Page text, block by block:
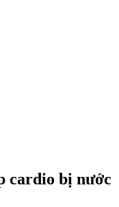
cardio bị nước